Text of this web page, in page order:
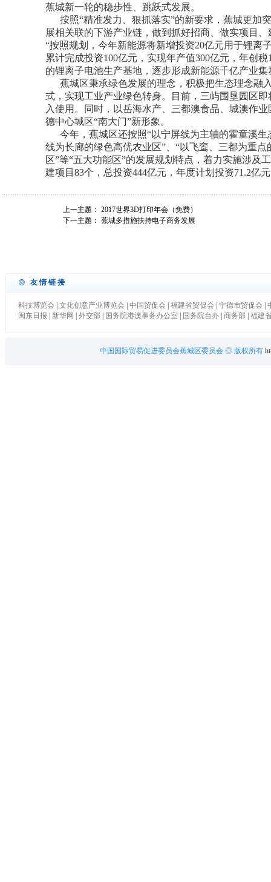
蕉城新一轮的稳步性、跳跃式发展。
按照“精准发力、狠抓落实”的新要求，蕉城更加
展相关联的下游产业链，做到抓好招商、做实项目、
“按照规划，今年新能源将新增投资20亿元用于锂离
累计完成投资100亿元，实现年产值300亿元，年创
的锂离子电池生产基地，逐步形成新能源千亿产业
蕉城区秉承绿色发展的理念，积极把生态理念融
式，实现工业产业绿色转身。目前，三屿围垦园区
入使用。同时，以岳海水产、三都澳食品、城澳作
德中心城区“南大门”新形象。
今年，蕉城区还按照“以宁屏线为主轴的霍童溪生
线为长廊的绿色高优农业区”、“以飞鸾、三都为重
区”等“五大功能区”的发展规划特点，着力实施涉及
建项目83个，总投资444亿元，年度计划投资71.2亿
上一主题： 2017世界3D打印年会（免费）
下一主题： 蕉城多措施扶持电子商务发展
友情链接
科技博览会| 文化创意产业博览会| 中国贸促会| 福建省贸促会| 宁德市贸促会|
闽东日报
新华网 外交部| 国务院港澳事务办公室| 国务院台办| 商务部 福建
中国国际贸易促进委员会蕉城区委员会 ◎ 版权所有